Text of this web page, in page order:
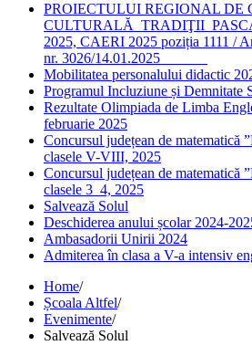
PROIECTULUI REGIONAL DE
CULTURALĂ TRADIŢII
2025, CAERI 2025 poziția 1111 /
nr. 3026/14.01.2025
Mobilitatea personalului didactic
Programul Incluziune și Demnitate
Rezultate Olimpiada de Limba
februarie 2025
Concursul județean de matematică
clasele V-VIII, 2025
Concursul județean de matematică
clasele 3_4, 2025
Salvează Solul
Deschiderea anului școlar 2024-
Ambasadorii Unirii 2024
Admiterea în clasa a V-a intensiv
Home/
Școala Altfel/
Evenimente/
Salvează Solul